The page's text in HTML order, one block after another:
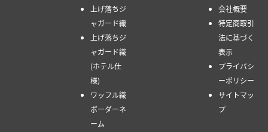
上げ落ちジ
ャガード織
上げ落ちジ
ャガード織
(ホテル仕
様)
ワッフル織
ボーダーネ
ーム
会社概要
特定商取引
法に基づく
表示
プライバシ
ーポリシー
サイトマッ
プ